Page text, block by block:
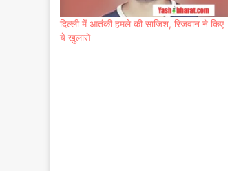
दिल्ली में आतंकी हमले की साजिश, रिजवान ने किए
ये खुलासे